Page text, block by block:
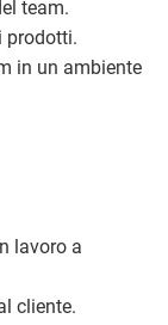
team.
prodotti.
in un ambiente
lavoro a
cliente.